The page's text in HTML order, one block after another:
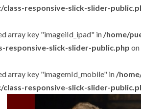
responsive-slick-slider-
array key "imageiId_ipad" in /home/
responsive-slick-slider-public.php on
array key "imagemId_mobile" in /
responsive-slick-slider-